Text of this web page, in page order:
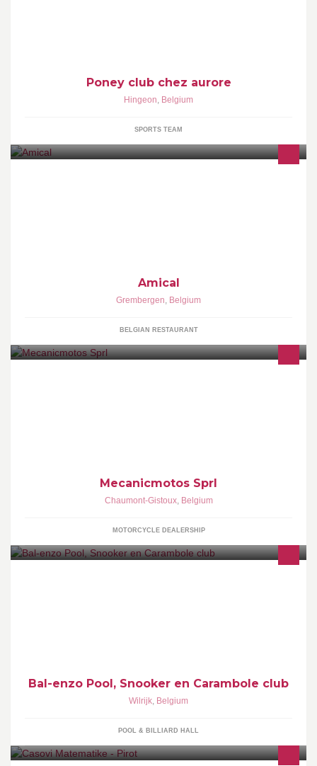
Poney club chez aurore
Hingeon, Belgium
SPORTS TEAM
Amical
Grembergen, Belgium
BELGIAN RESTAURANT
Mecanicmotos Sprl
Chaumont-Gistoux, Belgium
MOTORCYCLE DEALERSHIP
Bal-enzo Pool, Snooker en Carambole club
Wilrijk, Belgium
POOL & BILLIARD HALL